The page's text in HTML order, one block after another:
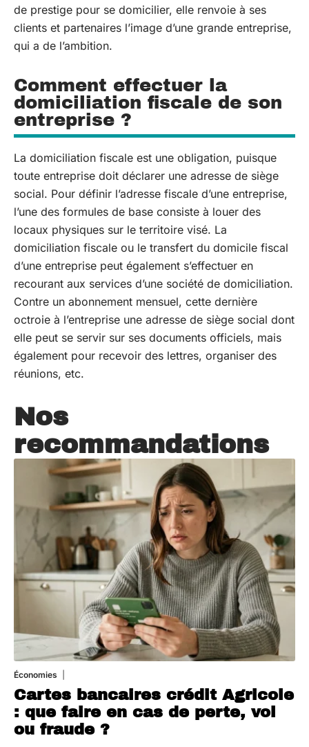
de prestige pour se domicilier, elle renvoie à ses
clients et partenaires l’image d’une grande entreprise,
qui a de l’ambition.
Comment effectuer la
domiciliation fiscale de son
entreprise ?
La domiciliation fiscale est une obligation, puisque
toute entreprise doit déclarer une adresse de siège
social. Pour définir l’adresse fiscale d’une entreprise,
l’une des formules de base consiste à louer des
locaux physiques sur le territoire visé. La
domiciliation fiscale ou le transfert du domicile fiscal
d’une entreprise peut également s’effectuer en
recourant aux services d’une société de domiciliation.
Contre un abonnement mensuel, cette dernière
octroie à l’entreprise une adresse de siège social dont
elle peut se servir sur ses documents officiels, mais
également pour recevoir des lettres, organiser des
réunions, etc.
Nos
recommandations
Économies
Cartes bancaires crédit Agricole
: que faire en cas de perte, vol
ou fraude ?